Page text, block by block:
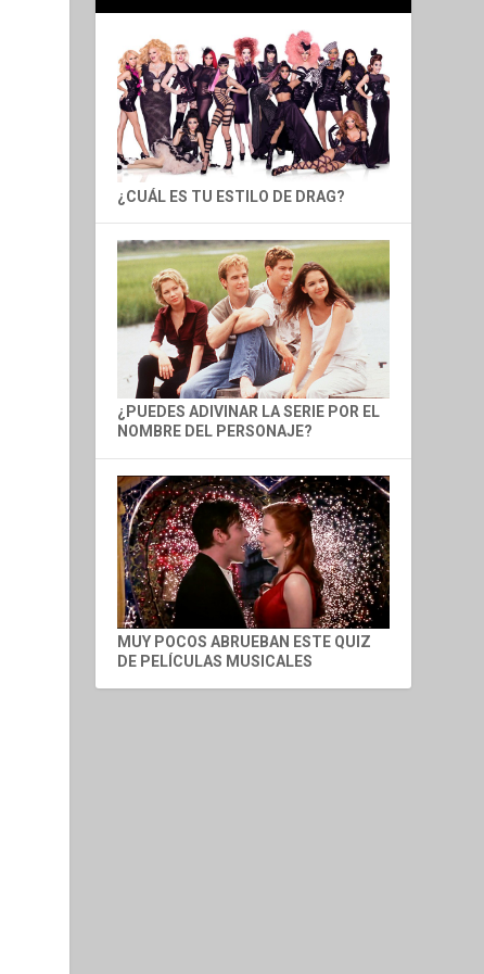
¿CUÁL ES TU ESTILO DE DRAG?
¿PUEDES ADIVINAR LA SERIE POR EL
NOMBRE DEL PERSONAJE?
MUY POCOS ABRUEBAN ESTE QUIZ
DE PELÍCULAS MUSICALES